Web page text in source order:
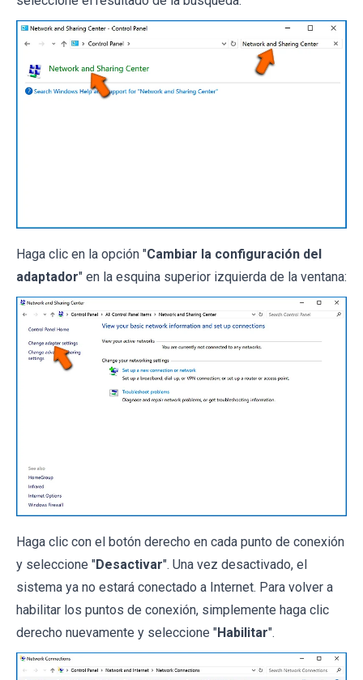
Haga clic en la opción "Cambiar la configuración del
adaptador" en la esquina superior izquierda de la ventana:
Haga clic con el botón derecho en cada punto de conexión
y seleccione "Desactivar". Una vez desactivado, el
sistema ya no estará conectado a Internet. Para volver a
habilitar los puntos de conexión, simplemente haga clic
derecho nuevamente y seleccione "Habilitar".